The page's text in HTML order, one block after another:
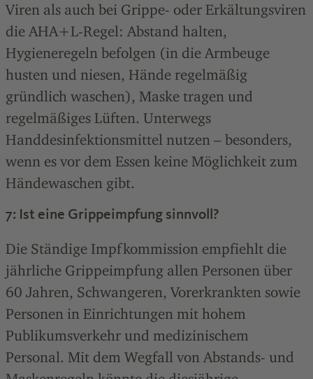
Viren als auch bei Grippe- oder Erkältungsviren
die AHA+L-Regel: Abstand halten,
Hygieneregeln befolgen (in die Armbeuge
husten und niesen, Hände regelmäßig
gründlich waschen), Maske tragen und
regelmäßiges Lüften. Unterwegs
Handdesinfektionsmittel nutzen – besonders,
wenn es vor dem Essen keine Möglichkeit zum
Händewaschen gibt.
7: Ist eine Grippeimpfung sinnvoll?
Die Ständige Impfkommission empfiehlt die
jährliche Grippeimpfung allen Personen über
60 Jahren, Schwangeren, Vorerkrankten sowie
Personen in Einrichtungen mit hohem
Publikumsverkehr und medizinischem
Personal. Mit dem Wegfall von Abstands- und